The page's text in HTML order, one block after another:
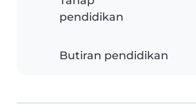
pendidikan
Butiran pendidikan